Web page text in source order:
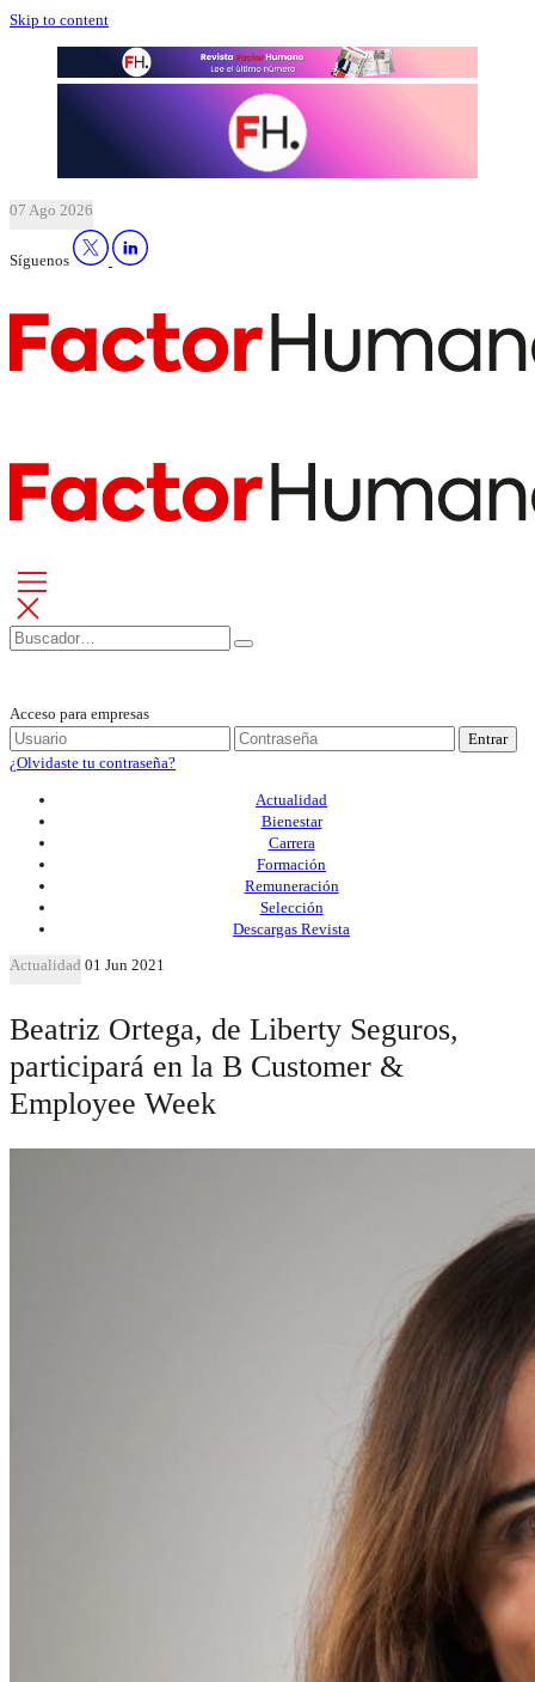
Skip to content
07 Ago 2026
Síguenos
Acceso para empresas
Entrar
¿Olvidaste tu contraseña?
Actualidad
Bienestar
Carrera
Formación
Remuneración
Selección
Descargas Revista
Actualidad 01 Jun 2021
Beatriz Ortega, de Liberty Seguros,
participará en la B Customer &
Employee Week